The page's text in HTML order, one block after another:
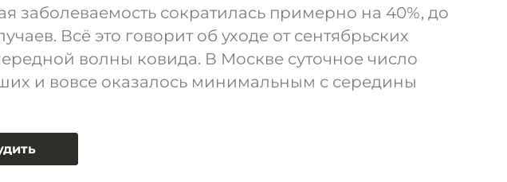
заболеваемость сократилась примерно на 40%, до
Всё это говорит об уходе от сентябрьских
волны ковида. В Москве суточное число
и вовсе оказалось минимальным с середины